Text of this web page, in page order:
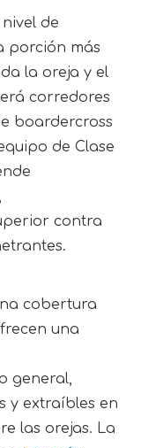
de
porción más
la oreja y el
corredores
boardercross
de Clase
contra
cobertura
una
general,
y extraíbles en
las orejas. La